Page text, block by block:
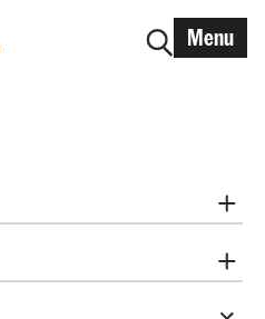
Menu
2026